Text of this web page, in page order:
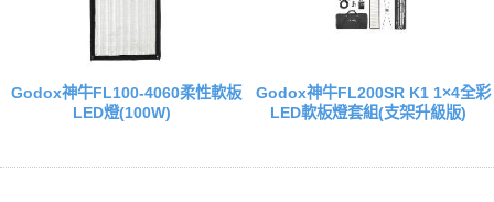
Godox神牛FL100-4060柔性軟板
LED燈(100W)
Godox神牛FL200SR K1 1×4全彩
LED軟板燈套組(支架升級版)